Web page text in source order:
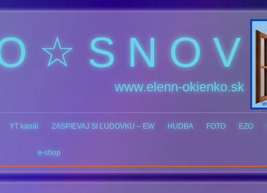
☆ S N O V
www.elenn-okienko.sk
YT kanál ZASPIEVAJ SI ĽUDOVKU – EW HUDBA FOTO EZO
e-shop